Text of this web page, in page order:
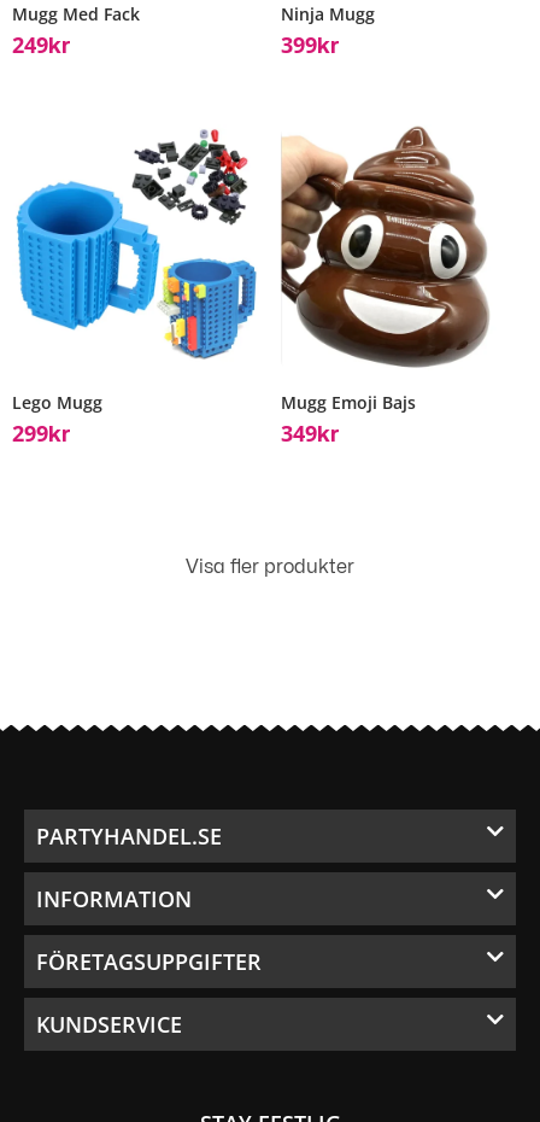
Mugg Med Fack
249Kr
Ninja Mugg
399Kr
Lego Mugg
299Kr
Mugg Emoji Bajs
349Kr
Visa fler produkter
PARTYHANDEL.SE
INFORMATION
FÖRETAGSUPPGIFTER
KUNDSERVICE